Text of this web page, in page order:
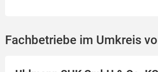
Fachbetriebe im Umkreis